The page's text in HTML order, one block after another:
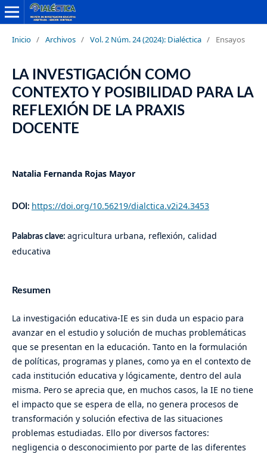
Inicio / Archivos / Vol. 2 Núm. 24 (2024): Dialéctica / Ensayos
LA INVESTIGACIÓN COMO
CONTEXTO Y POSIBILIDAD PARA LA
REFLEXIÓN DE LA PRAXIS
DOCENTE
Natalia Fernanda Rojas Mayor
DOI: https://doi.org/10.56219/dialctica.v2i24.3453
Palabras clave: agricultura urbana, reflexión, calidad
educativa
Resumen
La investigación educativa-IE es sin duda un espacio para
avanzar en el estudio y solución de muchas problemáticas
que se presentan en la educación. Tanto en la formulación
de políticas, programas y planes, como ya en el contexto de
cada institución educativa y lógicamente, dentro del aula
misma. Pero se aprecia que, en muchos casos, la IE no tiene
el impacto que se espera de ella, no genera procesos de
transformación y solución efectiva de las situaciones
problemas estudiadas. Ello por diversos factores:
negligencia o desconocimiento por parte de las diferentes